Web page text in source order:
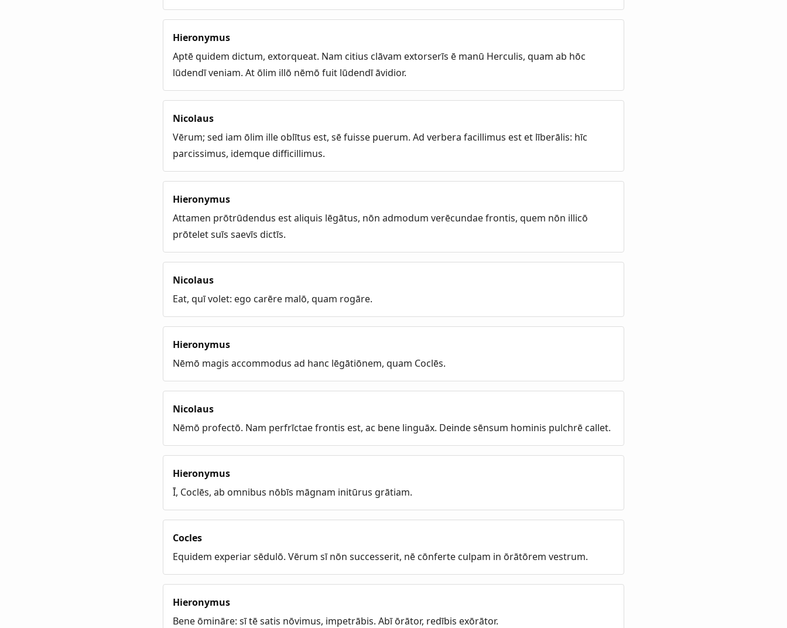
Hieronymus
Aptē quidem dictum, extorqueat. Nam citius clāvam extorserīs ē manū Herculis, quam ab hōc
lūdendī veniam. At ōlim illō nēmō fuit lūdendī āvidior.
Nicolaus
Vērum; sed iam ōlim ille oblītus est, sē fuisse puerum. Ad verbera facillimus est et līberālis: hīc
parcissimus, idemque difficillimus.
Hieronymus
Attamen prōtrūdendus est aliquis lēgātus, nōn admodum verēcundae frontis, quem nōn illicō
prōtelet suīs saevīs dictīs.
Nicolaus
Eat, quī volet: ego carēre malō, quam rogāre.
Hieronymus
Nēmō magis accommodus ad hanc lēgātiōnem, quam Coclēs.
Nicolaus
Nēmō profectō. Nam perfrīctae frontis est, ac bene linguāx. Deinde sēnsum hominis pulchrē callet.
Hieronymus
Ī, Coclēs, ab omnibus nōbīs māgnam initūrus grātiam.
Cocles
Equidem experiar sēdulō. Vērum sī nōn successerit, nē cōnferte culpam in ōrātōrem vestrum.
Hieronymus
Bene ōmināre: sī tē satis nōvimus, impetrābis. Abī ōrātor, redībis exōrātor.